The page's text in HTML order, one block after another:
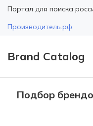
Портал для поиска
Производитель.рф
Brand Catalog
Подбор